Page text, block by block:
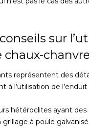
sur
chaux-chanvre
représentent des
à l’utilisation de
hétéroclites ayant
à poule